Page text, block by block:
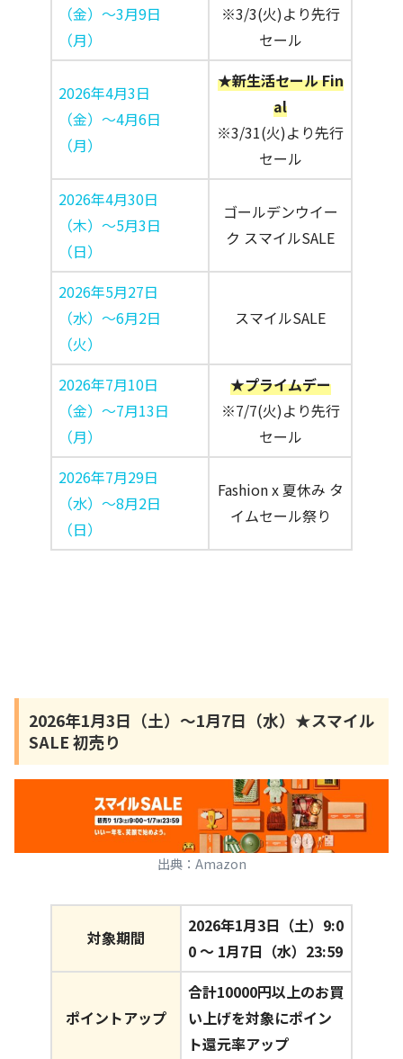
（金）〜3月9日
（月）
※3/3(火)より先行
セール
2026年4月3日
（金）〜4月6日
（月）
★新生活セール Fin
al
※3/31(火)より先行
セール
2026年4月30日
（木）〜5月3日
（日）
ゴールデンウイー
ク スマイルSALE
2026年5月27日
（水）〜6月2日
（火）
スマイルSALE
2026年7月10日
（金）〜7月13日
（月）
★プライムデー
※7/7(火)より先行
セール
2026年7月29日
（水）〜8月2日
（日）
Fashion x 夏休み タ
イムセール祭り
2026年1月3日（土）〜1月7日（水）★スマイル
SALE 初売り
出典：Amazon
対象期間
2026年1月3日（土）9:0
0 〜 1月7日（水）23:59
ポイントアップ
合計10000円以上のお買
い上げを対象にポイン
ト還元率アップ